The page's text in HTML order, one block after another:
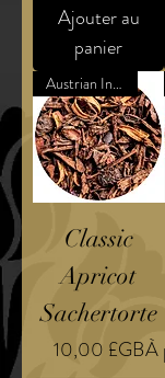
Ajouter au
panier
Austrian Inspired Dessert
Classic
Apricot
Sachertorte
Prix
10,00 £GBÀ